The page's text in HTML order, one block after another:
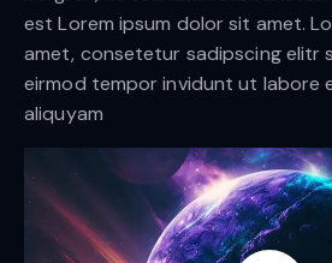
est Lorem ipsum dolor sit amet.
amet, consetetur sadipscing elitr
eirmod tempor invidunt ut labore
aliquyam